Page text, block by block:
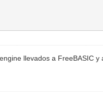
llevados a FreeBASIC y